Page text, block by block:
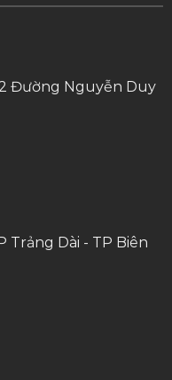
Đường Nguyễn Duy
Trảng Dài - TP Biên